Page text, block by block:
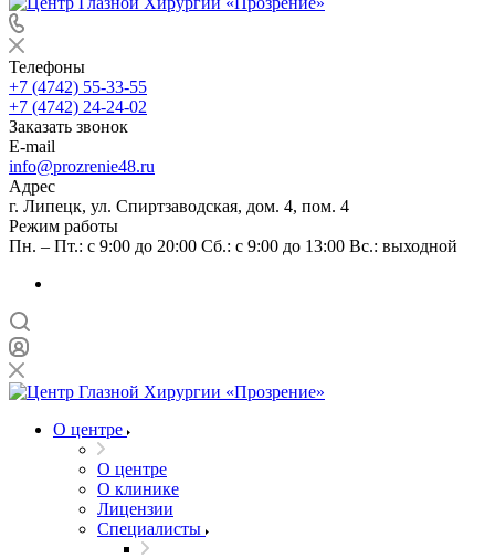
Телефоны
+7 (4742) 55-33-55
+7 (4742) 24-24-02
Заказать звонок
E-mail
info@prozrenie48.ru
Адрес
г. Липецк, ул. Спиртзаводская, дом. 4, пом. 4
Режим работы
Пн. – Пт.: с 9:00 до 20:00 Сб.: с 9:00 до 13:00 Вс.: выходной
О центре
О центре
О клинике
Лицензии
Специалисты